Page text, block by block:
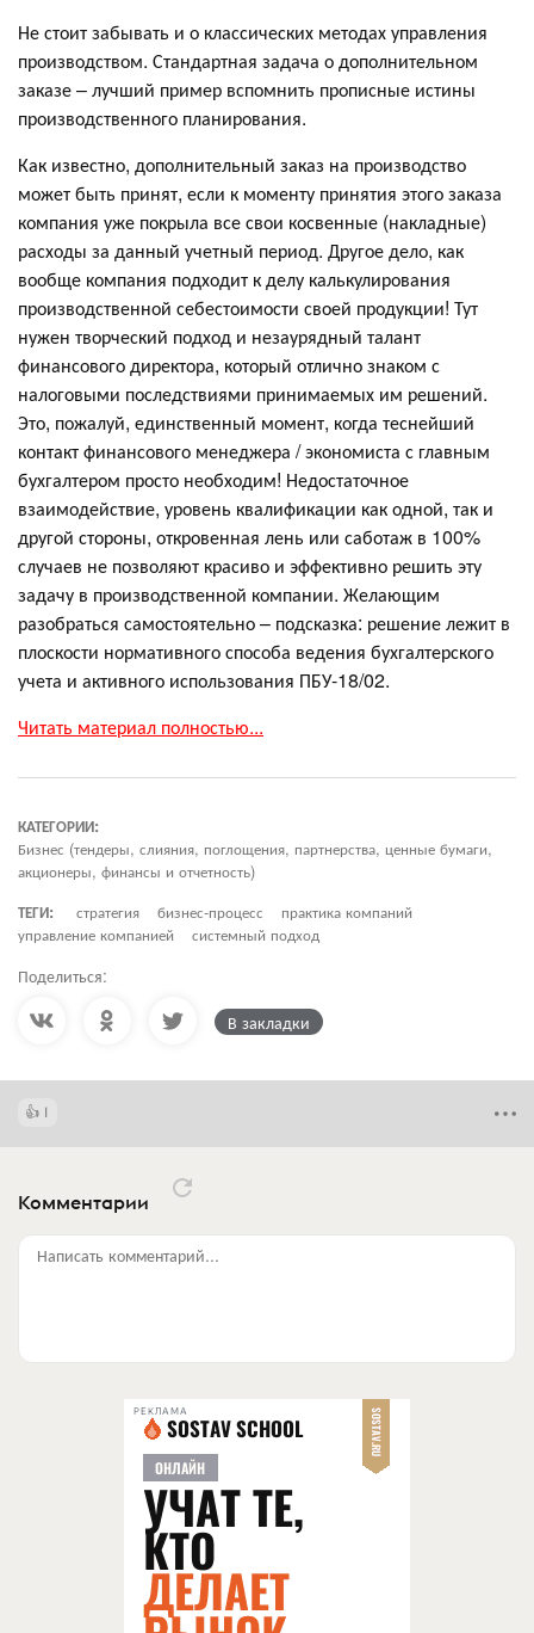
Не стоит забывать и о классических методах управления
производством. Стандартная задача о дополнительном
заказе – лучший пример вспомнить прописные истины
производственного планирования.
Как известно, дополнительный заказ на производство
может быть принят, если к моменту принятия этого заказа
компания уже покрыла все свои косвенные (накладные)
расходы за данный учетный период. Другое дело, как
вообще компания подходит к делу калькулирования
производственной себестоимости своей продукции! Тут
нужен творческий подход и незаурядный талант
финансового директора, который отлично знаком с
налоговыми последствиями принимаемых им решений.
Это, пожалуй, единственный момент, когда теснейший
контакт финансового менеджера / экономиста с главным
бухгалтером просто необходим! Недостаточное
взаимодействие, уровень квалификации как одной, так и
другой стороны, откровенная лень или саботаж в 100%
случаев не позволяют красиво и эффективно решить эту
задачу в производственной компании. Желающим
разобраться самостоятельно – подсказка: решение лежит в
плоскости нормативного способа ведения бухгалтерского
учета и активного использования ПБУ-18/02.
Читать материал полностью...
КАТЕГОРИИ:
Бизнес (тендеры, слияния, поглощения, партнерства, ценные бумаги,
акционеры, финансы и отчетность)
ТЕГИ:
стратегия бизнес-процесс
практика компаний
управление компанией
системный подход
Поделиться:
В закладки
1
Комментарии
Написать комментарий...
РЕКЛАМА